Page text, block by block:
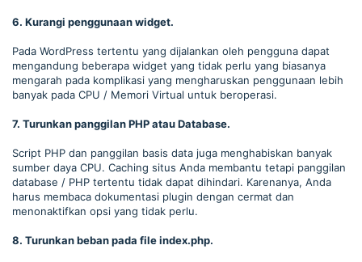
6. Kurangi penggunaan widget.
Pada WordPress tertentu yang dijalankan oleh pengguna dapat
mengandung beberapa widget yang tidak perlu yang biasanya
mengarah pada komplikasi yang mengharuskan penggunaan lebih
banyak pada CPU / Memori Virtual untuk beroperasi.
7. Turunkan panggilan PHP atau Database.
Script PHP dan panggilan basis data juga menghabiskan banyak
sumber daya CPU. Caching situs Anda membantu tetapi panggilan
database / PHP tertentu tidak dapat dihindari. Karenanya, Anda
harus membaca dokumentasi plugin dengan cermat dan
menonaktifkan opsi yang tidak perlu.
8. Turunkan beban pada file index.php.